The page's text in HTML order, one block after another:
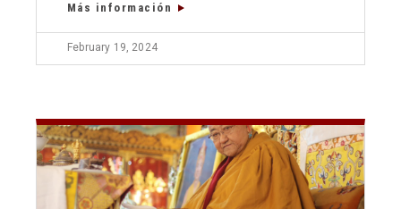
Más información
February 19, 2024